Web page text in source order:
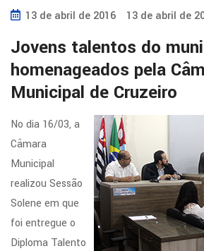
13 de abril de 2016 13 de abril de
Jovens talentos do
homenageados pela
Municipal de Cruzeiro
No dia 16/03, a
Câmara
Municipal
realizou Sessão
Solene em que
foi entregue o
Diploma Talento